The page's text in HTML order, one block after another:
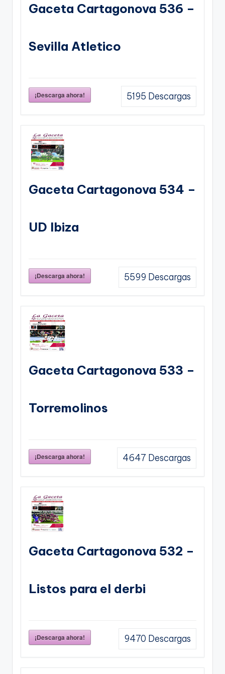
Gaceta Cartagonova 536 –
Sevilla Atletico
¡Descarga ahora! 5195 Descargas
Gaceta Cartagonova 534 –
UD Ibiza
¡Descarga ahora! 5599 Descargas
Gaceta Cartagonova 533 –
Torremolinos
¡Descarga ahora! 4647 Descargas
Gaceta Cartagonova 532 –
Listos para el derbi
¡Descarga ahora! 9470 Descargas